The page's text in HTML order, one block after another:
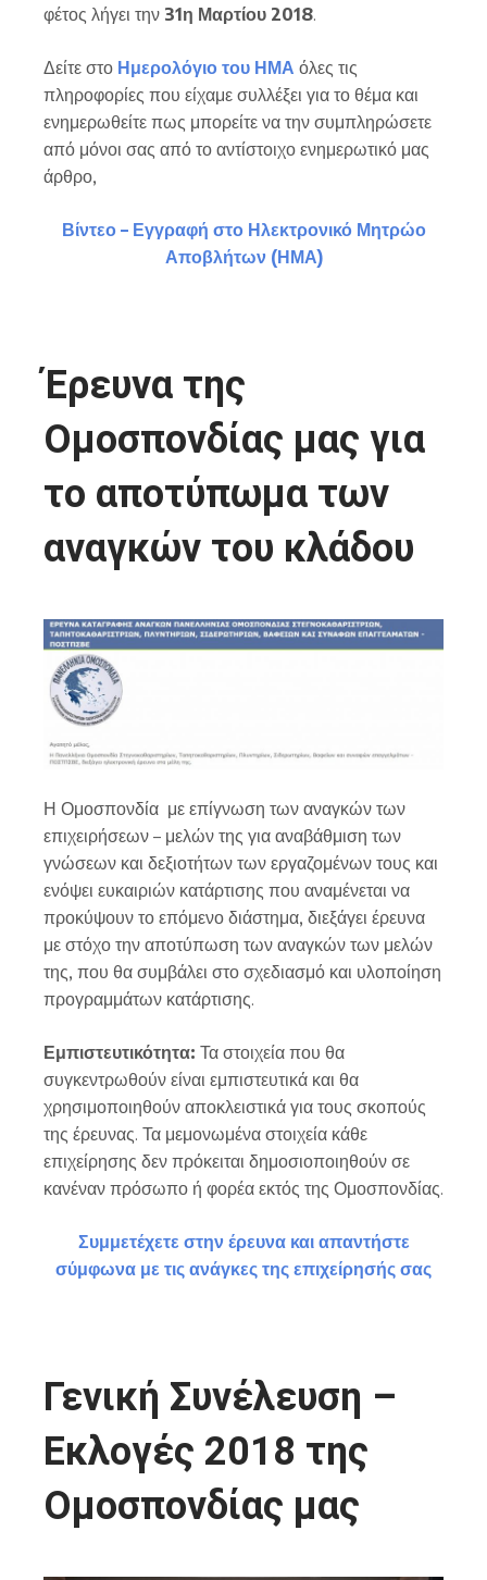
φέτος λήγει την 31η Μαρτίου 2018.
Δείτε στο Ημερολόγιο του ΗΜΑ όλες τις
πληροφορίες που είχαμε συλλέξει για το θέμα και
ενημερωθείτε πως μπορείτε να την συμπληρώσετε
από μόνοι σας από το αντίστοιχο ενημερωτικό μας
άρθρο,
Βίντεο – Εγγραφή στο Ηλεκτρονικό Μητρώο
Αποβλήτων (ΗΜΑ)
Έρευνα της
Ομοσπονδίας μας για
το αποτύπωμα των
αναγκών του κλάδου
Η Ομοσπονδία με επίγνωση των αναγκών των
επιχειρήσεων – μελών της για αναβάθμιση των
γνώσεων και δεξιοτήτων των εργαζομένων τους και
ενόψει ευκαιριών κατάρτισης που αναμένεται να
προκύψουν το επόμενο διάστημα, διεξάγει έρευνα
με στόχο την αποτύπωση των αναγκών των μελών
της, που θα συμβάλει στο σχεδιασμό και υλοποίηση
προγραμμάτων κατάρτισης.
Εμπιστευτικότητα: Τα στοιχεία που θα
συγκεντρωθούν είναι εμπιστευτικά και θα
χρησιμοποιηθούν αποκλειστικά για τους σκοπούς
της έρευνας. Τα μεμονωμένα στοιχεία κάθε
επιχείρησης δεν πρόκειται δημοσιοποιηθούν σε
κανέναν πρόσωπο ή φορέα εκτός της Ομοσπονδίας.
Συμμετέχετε στην έρευνα και απαντήστε
σύμφωνα με τις ανάγκες της επιχείρησής σας
Γενική Συνέλευση –
Εκλογές 2018 της
Ομοσπονδίας μας